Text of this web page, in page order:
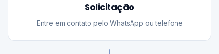
Solicitação
Entre em contato pelo WhatsApp ou telefone